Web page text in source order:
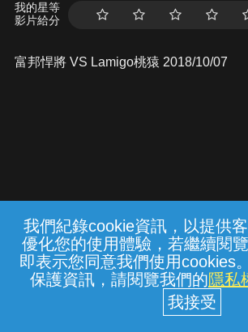
我們紀錄cookie資訊，以提供
優化您的使用體驗，若繼續閱
即表示您同意我們使用cookies
保護資訊，請閱覽我們的隱私
我的星等
影片給分
富邦悍將 VS Lamigo桃猿 2018/10/07
常見問題 線上客服 服務條款
中華電信股份有限公司個人家
(統一編號：96979949) ©
{{notifyMsg}}